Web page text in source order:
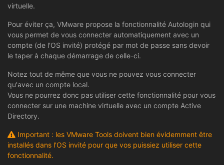
virtuelle.
Pour éviter ça, VMware propose la fonctionnalité Autologin qui
vous permet de vous connecter automatiquement avec un
compte (de l'OS invité) protégé par mot de passe sans devoir
le taper à chaque démarrage de celle-ci.
Notez tout de même que vous ne pouvez vous connecter
qu'avec un compte local.
Vous ne pourrez donc pas utiliser cette fonctionnalité pour vous
connecter sur une machine virtuelle avec un compte Active
Directory.
Important : les VMware Tools doivent bien évidemment être
installés dans l'OS invité pour que vos puissiez utiliser cette
fonctionnalité.